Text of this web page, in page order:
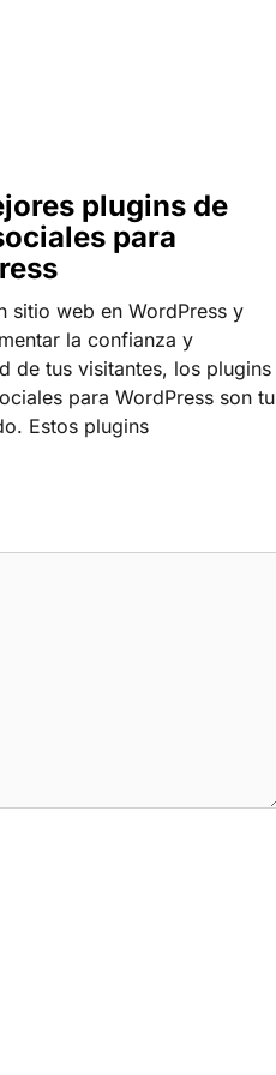
plugins de
para
sitio web en WordPress y
la confianza y
de tus visitantes, los plugins
para WordPress son tu
Estos plugins